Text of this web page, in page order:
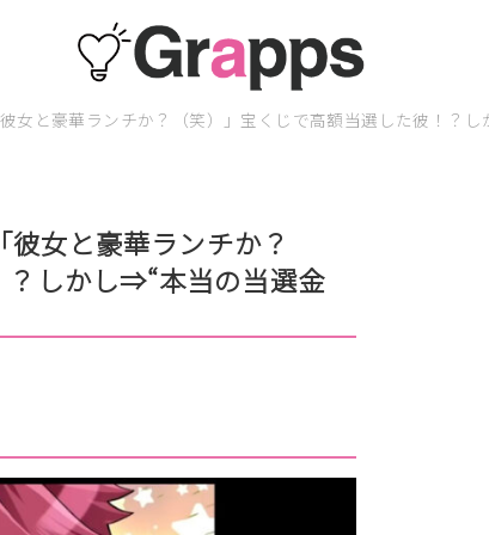
彼女と豪華ランチか？（笑）」宝くじで高額当選した彼！？
彼女と豪華ランチか？
？しかし⇒“本当の当選金